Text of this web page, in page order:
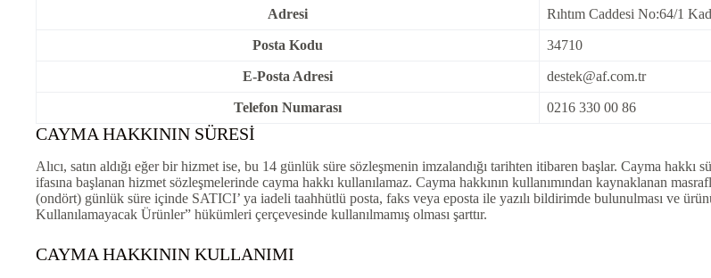
Adresi Rıhtım Caddesi No:64/1
Posta Kodu 34710
E-Posta Adresi destek@af.com.tr
Telefon Numarası 0216 330 00 86
CAYMA HAKKININ SÜRESİ
Alıcı, satın aldığı eğer bir hizmet ise, bu 14 günlük süre sözleşmenin imzalandığı tarihten itibaren başlar. Cayma
ifasına başlanan hizmet sözleşmelerinde cayma hakkı kullanılamaz. Cayma hakkının kullanımından kaynaklanan
(ondört) günlük süre içinde SATICI’ ya iadeli taahhütlü posta, faks veya eposta ile yazılı bildirimde bulunulması ve
Kullanılamayacak Ürünler” hükümleri çerçevesinde kullanılmamış olması şarttır.
CAYMA HAKKININ KULLANIMI